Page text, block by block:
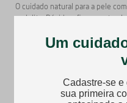
O cuidado natural para a pele com
★★★★